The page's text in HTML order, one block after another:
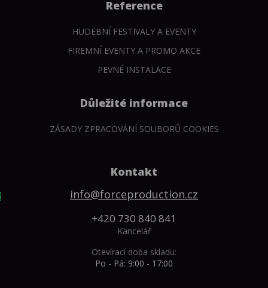
Reference
HUDEBNÍ FESTIVALY A EVENTY
FIREMNÍ EVENTY A PROMO AKCE
PEVNÉ INSTALACE
Důležité informace
ZÁSADY ZPRACOVÁNÍ SOUBORŮ COOKIES
Kontakt
info@forceproduction.cz
+420 730 840 841
Kancelář
Otevírací doba skladu:
Po - Pá: 9:00 - 17:00